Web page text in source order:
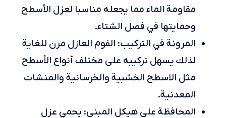
مقاومة الماء مما يجعله مناسبا لعزل الأسطح
وحمايتها في فصل الشتاء.
المرونة في التركيب: الفوم العازل مرن للغاية
لذلك يسهل تركيبه على مختلف أنواع الأسطح
مثل الاسطح الخشبية والخرسانية والمنشات
المعدنية.
المحافظة على هيكل المبنى: يحمي عزل